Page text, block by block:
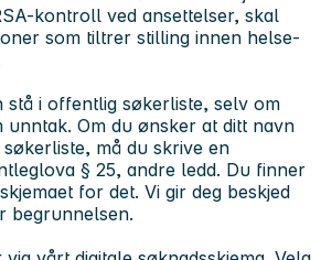
kontroll ved ansettelser, skal
som tiltrer stilling innen helse-
stå i offentlig søkerliste, selv om
Om du ønsker at ditt navn
må du skrive en
§ 25, andre ledd. Du finner
for det. Vi gir deg beskjed
begrunnelsen.